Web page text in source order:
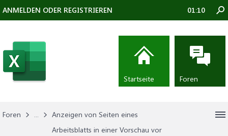
Foren ...
Anzeigen von Seiten eines
Arbeitsblatts in einer Vorschau vor
ANMELDEN ODER REGISTRIEREN 01:10
Startseite Foren